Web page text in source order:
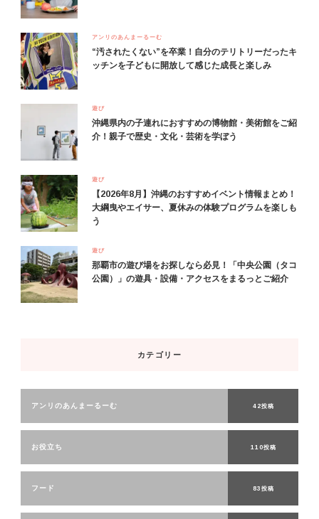
アンリのあんまーるーむ
“汚されたくない”を卒業！自分のテリトリーだったキ
ッチンを子どもに開放して感じた成長と楽しみ
遊び
沖縄県内の子連れにおすすめの博物館・美術館をご紹
介！親子で歴史・文化・芸術を学ぼう
遊び
【2026年8月】沖縄のおすすめイベント情報まとめ！
大綱曳やエイサー、夏休みの体験プログラムを楽しも
う
遊び
那覇市の遊び場をお探しなら必見！「中央公園（タコ
公園）」の遊具・設備・アクセスをまるっとご紹介
カテゴリー
アンリのあんまーるーむ 42投稿
お役立ち 110投稿
フード 83投稿